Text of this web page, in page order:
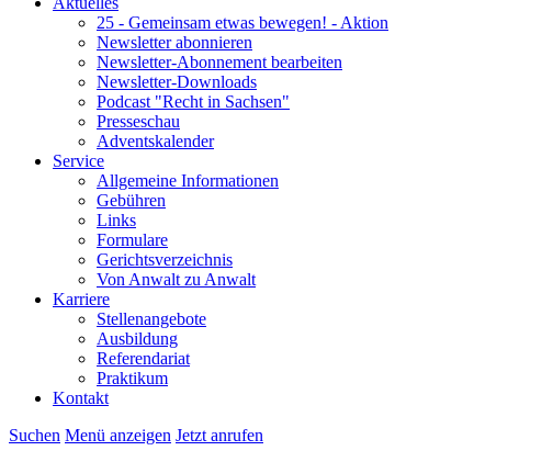
25 - Gemeinsam etwas bewegen! - Aktion
Newsletter abonnieren
Newsletter-Abonnement bearbeiten
Newsletter-Downloads
Podcast "Recht in Sachsen"
Presseschau
Adventskalender
Service
Allgemeine Informationen
Gebühren
Links
Formulare
Gerichtsverzeichnis
Von Anwalt zu Anwalt
Karriere
Stellenangebote
Ausbildung
Referendariat
Praktikum
Kontakt
Suchen Menü anzeigen Jetzt anrufen